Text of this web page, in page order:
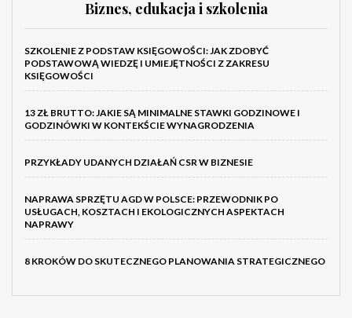
Biznes, edukacja i szkolenia
SZKOLENIE Z PODSTAW KSIĘGOWOŚCI: JAK ZDOBYĆ
PODSTAWOWĄ WIEDZĘ I UMIEJĘTNOŚCI Z ZAKRESU
KSIĘGOWOŚCI
13 ZŁ BRUTTO: JAKIE SĄ MINIMALNE STAWKI GODZINOWE I
GODZINÓWKI W KONTEKŚCIE WYNAGRODZENIA
PRZYKŁADY UDANYCH DZIAŁAŃ CSR W BIZNESIE
NAPRAWA SPRZĘTU AGD W POLSCE: PRZEWODNIK PO
USŁUGACH, KOSZTACH I EKOLOGICZNYCH ASPEKTACH
NAPRAWY
8 KROKÓW DO SKUTECZNEGO PLANOWANIA STRATEGICZNEGO